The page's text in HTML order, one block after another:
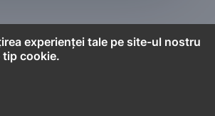
fizică
experienței tale pe site-ul nostru
cookie.